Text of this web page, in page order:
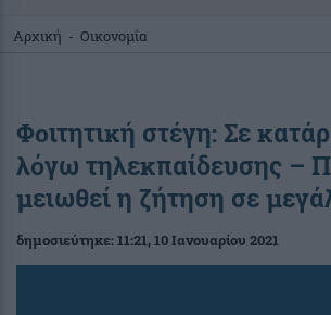
Αρχική - Οικονομία
Φοιτητική στέγη: Σε
λόγω τηλεκπαίδευσης –
μειωθεί η ζήτηση σε
δημοσιεύτηκε:11:21, 10 Ιανουαρίου 2021